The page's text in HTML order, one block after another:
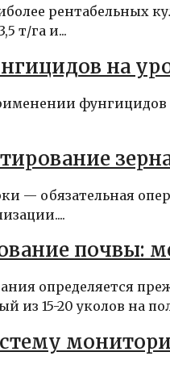
рентабельных
т/га и...
на
фунгицидов
— обязательная
почвы:
определяется
из 15-20 уколов на